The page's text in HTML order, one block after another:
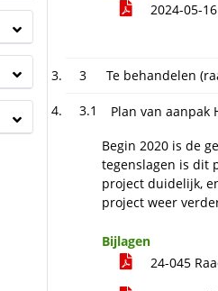
2024-05-
3 Te behandelen
3.1
Plan van
Begin 2020 is de
tegenslagen is dit
project duidelijk,
project weer
Bijlagen
24-045